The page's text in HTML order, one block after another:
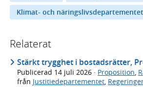
Klimat- och näringslivsdepartementet
Relaterat
Stärkt trygghet i bostadsrätter,
Publicerad 14 juli 2026 · Proposition,
från Justitiedepartementet,